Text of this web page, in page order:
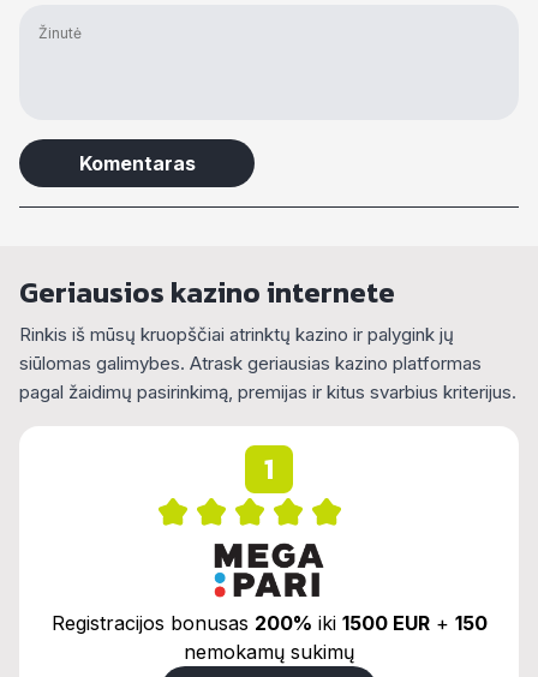
Geriausios kazino internete
Rinkis iš mūsų kruopščiai atrinktų kazino ir palygink jų
siūlomas galimybes. Atrask geriausias kazino platformas
pagal žaidimų pasirinkimą, premijas ir kitus svarbius kriterijus.
1
Registracijos bonusas 200% iki 1500 EUR+ 150
nemokamų sukimų